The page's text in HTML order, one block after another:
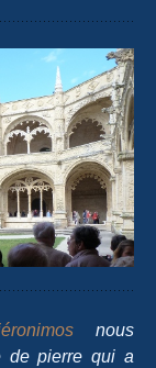
nous
de pierre qui a